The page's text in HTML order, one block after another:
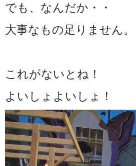
でも、なんだか・・
大事なもの足りません。
これがないとね！
よいしょよいしょ！